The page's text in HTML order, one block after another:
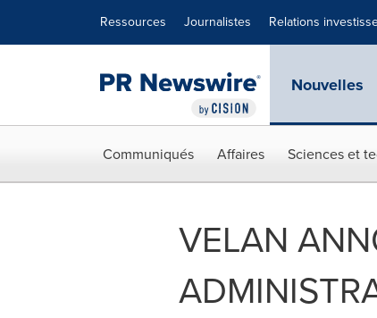
Ressources Journalistes Relations
Nouvelles
Communiqués Affaires Sciences et
VELAN